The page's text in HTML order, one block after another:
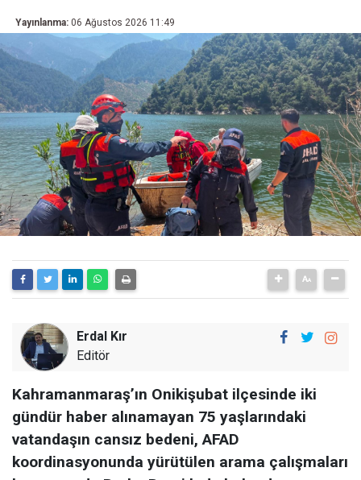
Yayınlanma: 06 Ağustos 2026 11:49
Erdal Kır
Editör
Kahramanmaraş’ın Onikişubat ilçesinde iki
gündür haber alınamayan 75 yaşlarındaki
vatandaşın cansız bedeni, AFAD
koordinasyonunda yürütülen arama çalışmaları